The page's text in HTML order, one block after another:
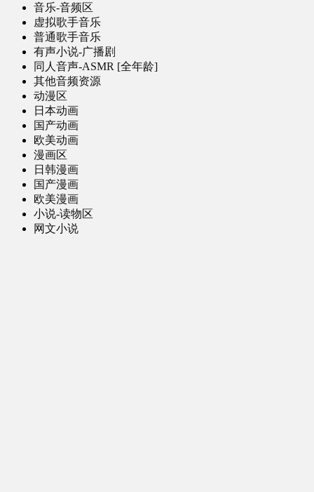
音乐-音频区
虚拟歌手音乐
普通歌手音乐
有声小说-广播剧
同人音声-ASMR [全年龄]
其他音频资源
动漫区
日本动画
国产动画
欧美动画
漫画区
日韩漫画
国产漫画
欧美漫画
小说-读物区
网文小说